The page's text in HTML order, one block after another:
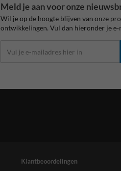
Meld je aan voor onze
Wil je op de hoogte blijven van onze
ontwikkelingen. Vul dan hieronder je e-
Klantbeoordelingen